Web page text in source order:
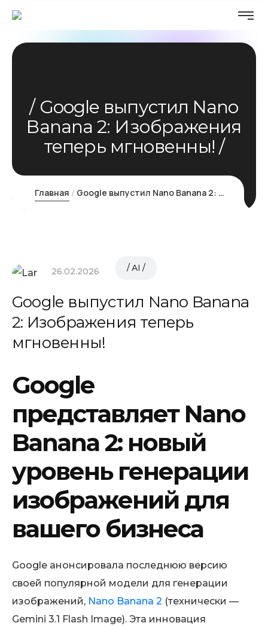
Google выпустил Nano
Banana 2: Изображения
теперь мгновенны!
Главная Google выпустил Nano Banana 2: Изображения теперь мгновенны!
26.02.2026 AI
Google выпустил Nano Banana
2: Изображения теперь
мгновенны!
Google
представляет Nano
Banana 2: новый
уровень генерации
изображений для
вашего бизнеса
Google анонсировала последнюю версию
своей популярной модели для генерации
изображений, Nano Banana 2 (технически —
Gemini 3.1 Flash Image). Эта инновация